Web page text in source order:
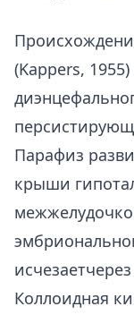
(Kappers,
Парафиз
крыши
Коллоидная